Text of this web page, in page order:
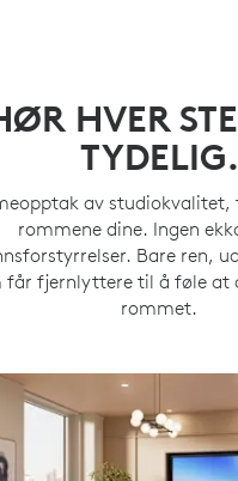
HVER
TYDELIG.
av studiokvalitet,
rommene dine. Ingen
Bare ren,
får fjernlyttere til å føle at
rommet.